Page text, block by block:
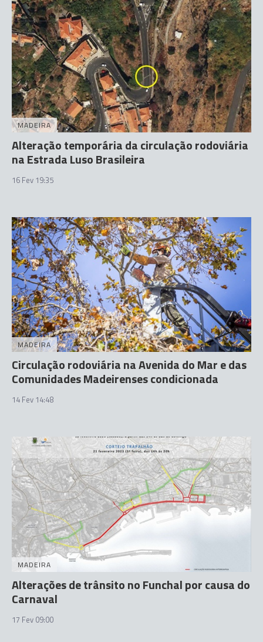
MADEIRA
Alteração temporária da circulação rodoviária
na Estrada Luso Brasileira
16 Fev 19:35
MADEIRA
Circulação rodoviária na Avenida do Mar e das
Comunidades Madeirenses condicionada
14 Fev 14:48
MADEIRA
Alterações de trânsito no Funchal por causa do
Carnaval
17 Fev 09:00